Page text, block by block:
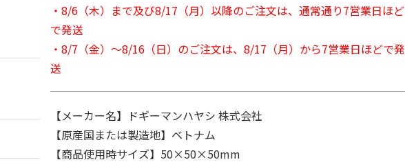
・8/6（木）まで及び8/17（月）以降のご注文は、通常通り7営業日ほど
で発送
・8/7（金）～8/16（日）のご注文は、8/17（月）から7営業日ほどで発
送
【メーカー名】ドギーマンハヤシ 株式会社
【原産国または製造地】ベトナム
【商品使用時サイズ】50×50×50mm